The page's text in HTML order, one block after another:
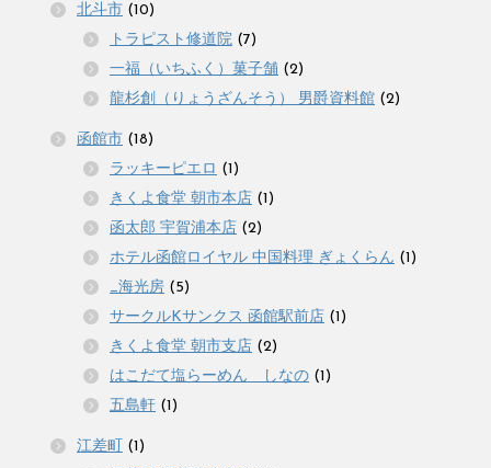
北斗市 (10)
トラピスト修道院 (7)
一福（いちふく）菓子舗 (2)
龍杉創（りょうざんそう） 男爵資料館 (2)
函館市 (18)
ラッキーピエロ (1)
きくよ食堂 朝市本店 (1)
函太郎 宇賀浦本店 (2)
ホテル函館ロイヤル 中国料理 ぎょくらん (1)
_海光房 (5)
サークルKサンクス 函館駅前店 (1)
きくよ食堂 朝市支店 (2)
はこだて塩らーめん しなの (1)
五島軒 (1)
江差町
(1)